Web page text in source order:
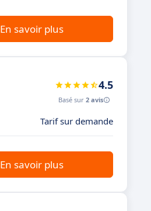
En savoir plus
4.5
Basé sur 2 avis
Tarif sur demande
En savoir plus